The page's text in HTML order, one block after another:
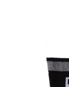
DAMEN